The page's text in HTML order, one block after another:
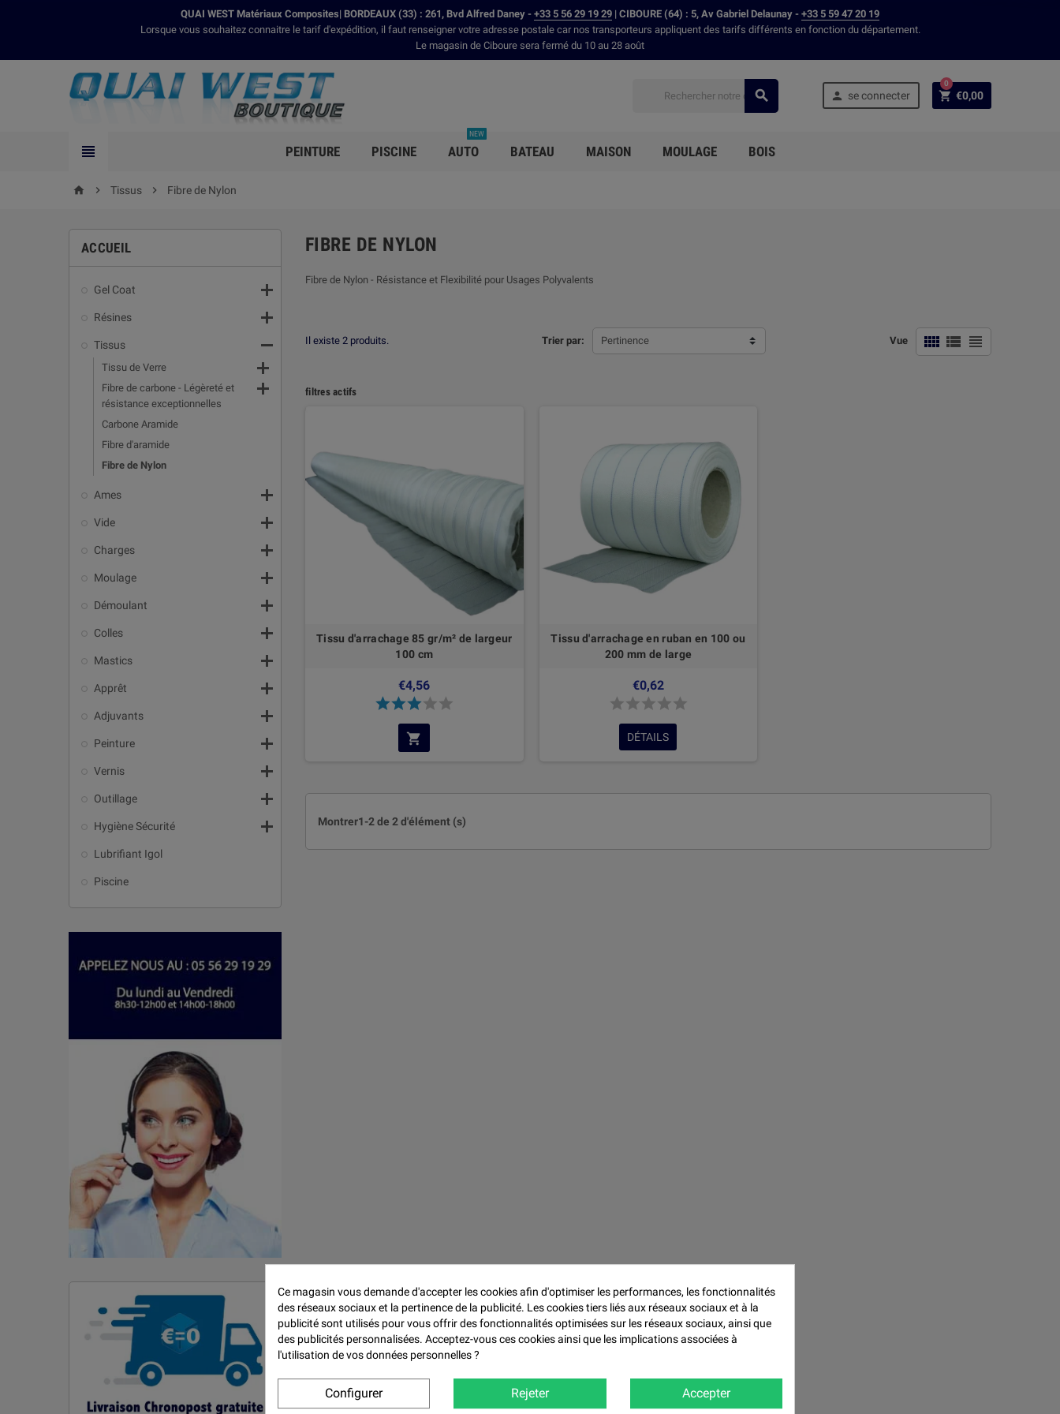
QUAI WEST Matériaux Composites| BORDEAUX (33) : 261, Bvd Alfred Daney - +33 5 56 29 19 29 | CIBOURE (64) : 5, Av Gabriel Delaunay - +33 5 59 47 20 19
Lorsque vous souhaitez connaitre le tarif d'expédition, il faut renseigner votre adresse postale car nos transporteurs appliquent des tarifs différents en fonction du département.
Le magasin de Ciboure sera fermé du 10 au 28 août
  se connecter  €0,00
0
 PEINTURE PISCINE AUTO
NEW
BATEAU MAISON MOULAGE BOIS
home  Tissus  Fibre de Nylon
ACCUEIL
Gel Coat 
Résines 
Tissus 
Tissu de Verre 
Fibre de carbone - Légèreté et
résistance exceptionnelles

Carbone Aramide
Fibre d'aramide
Fibre de Nylon
Ames 
Vide 
Charges 
Moulage 
Démoulant 
Colles 
Mastics 
Apprêt 
Adjuvants 
Peinture 
Vernis 
Outillage 
Hygiène Sécurité 
Lubrifiant Igol
Piscine
FIBRE DE NYLON
Fibre de Nylon - Résistance et Flexibilité pour Usages Polyvalents
Il existe 2 produits. Trier par: Pertinence Vue   
filtres actifs
Tissu d'arrachage 85 gr/m² de largeur
100 cm
€4,56
Tissu d'arrachage en ruban en 100 ou
200 mm de large
€0,62
DÉTAILS
Montrer1-2 de 2 d'élément (s)
Ce magasin vous demande d'accepter les cookies afin d'optimiser les performances, les fonctionnalités
des réseaux sociaux et la pertinence de la publicité. Les cookies tiers liés aux réseaux sociaux et à la
publicité sont utilisés pour vous offrir des fonctionnalités optimisées sur les réseaux sociaux, ainsi que
des publicités personnalisées. Acceptez-vous ces cookies ainsi que les implications associées à
l'utilisation de vos données personnelles ?
Configurer Rejeter Accepter